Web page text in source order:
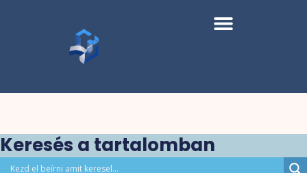
Keresés a tartalomban